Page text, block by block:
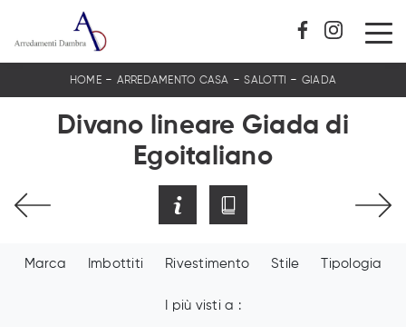
HOME- ARREDAMENTO CASA -SALOTTI - GIADA
Divano lineare Giada di
Egoitaliano
Marca Imbottiti Rivestimento Stile Tipologia
I più visti a :